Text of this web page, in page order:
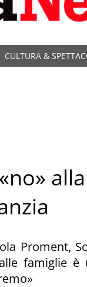
CULTURA &
Proment,
famiglie